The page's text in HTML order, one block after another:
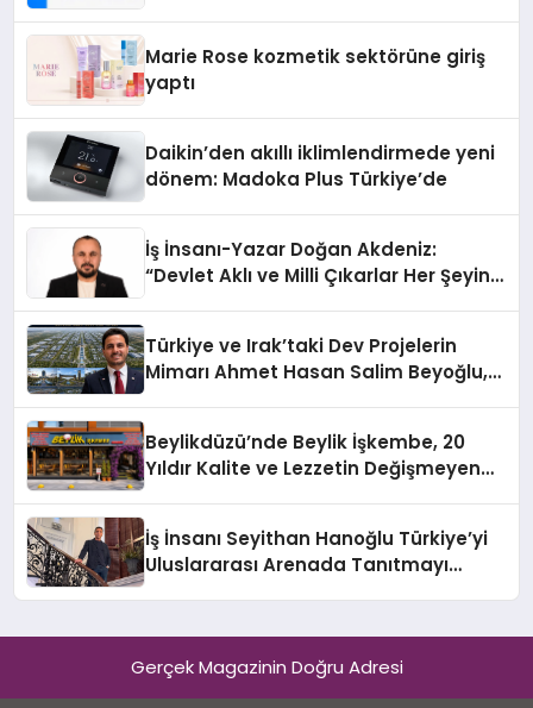
Marie Rose kozmetik sektörüne giriş
yaptı
Daikin’den akıllı iklimlendirmede yeni
dönem: Madoka Plus Türkiye’de
İş İnsanı-Yazar Doğan Akdeniz:
“Devlet Aklı ve Milli Çıkarlar Her Şeyin
Türkiye ve Irak’taki Dev Projelerin
Mimarı Ahmet Hasan Salim Beyoğlu,
Hayata Geçirecek
Beylikdüzü’nde Beylik İşkembe, 20
Yıldır Kalite ve Lezzetin Değişmeyen
İş İnsanı Seyithan Hanoğlu Türkiye’yi
Uluslararası Arenada Tanıtmayı
Gerçek Magazinin Doğru Adresi